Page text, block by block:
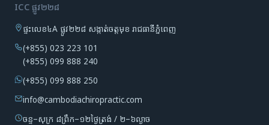
ICC ផ្លូវ២២៨
ផ្ទះលេខ៤A ផ្លូវ២២៨ សង្កាត់ចត្តមុខ រាជធានីភ្នំពេញ
(+855) 023 223 101
(+855) 099 888 240
(+855) 099 888 250
info@cambodiachiropractic.com
ចន្ទ–សុក្រ ៨ព្រឹក–១២ថ្ងៃត្រង់ / ២–៦ល្ងាច